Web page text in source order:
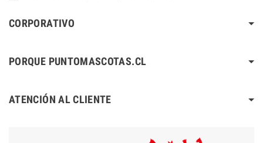
CORPORATIVO
PORQUE PUNTOMASCOTAS.CL
ATENCIÓN AL CLIENTE